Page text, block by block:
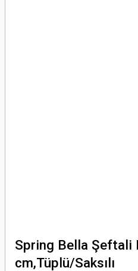
Spring Bella Şeftali
cm,Tüplü/Saksılı